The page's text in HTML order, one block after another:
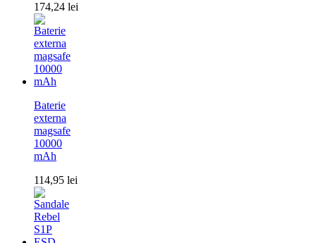
174,24 lei
Baterie
externa
magsafe
10000
mAh
114,95 lei